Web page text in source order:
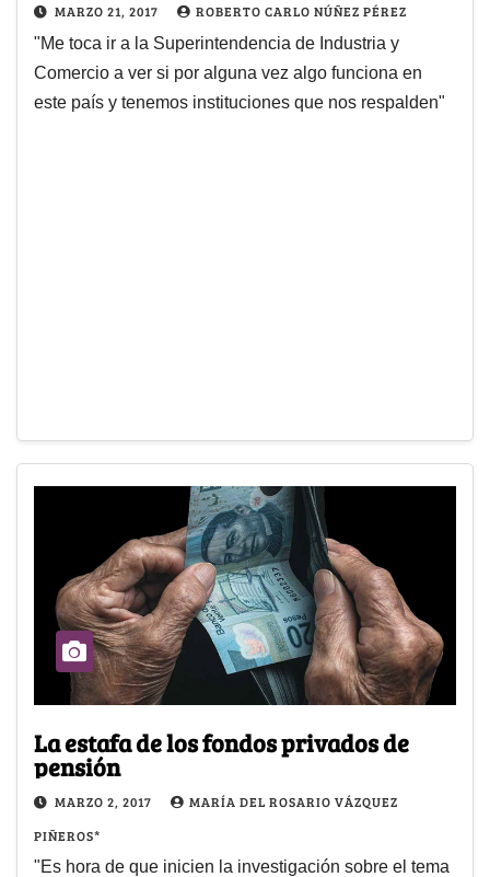
MARZO 21, 2017 ROBERTO CARLO NÚÑEZ PÉREZ
"Me toca ir a la Superintendencia de Industria y
Comercio a ver si por alguna vez algo funciona en
este país y tenemos instituciones que nos respalden"
La estafa de los fondos privados de
pensión
MARZO 2, 2017
MARÍA DEL ROSARIO VÁZQUEZ
PIÑEROS*
"Es hora de que inicien la investigación sobre el tema